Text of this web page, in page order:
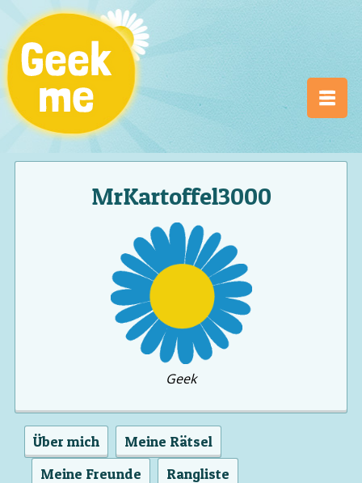
MrKartoffel3000
Geek
Über mich
Meine Rätsel
Meine Freunde
Rangliste